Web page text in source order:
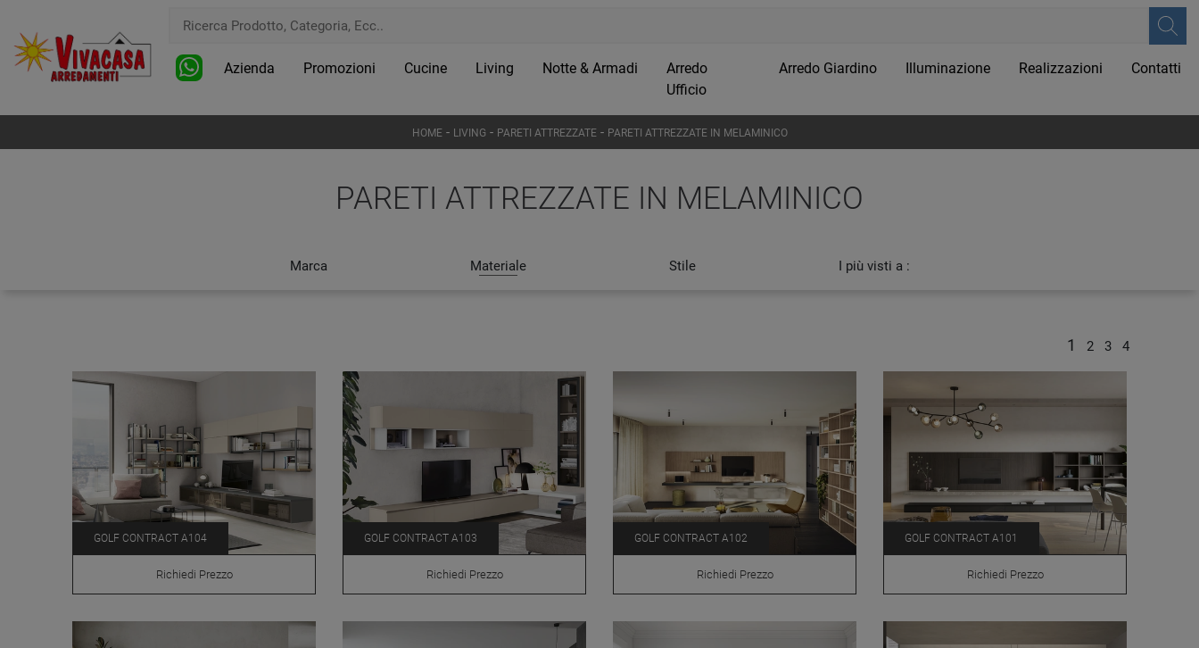
Azienda Promozioni Cucine Living Notte & Armadi
Arredo
Ufficio
Arredo Giardino Illuminazione Realizzazioni Contatti
HOME- LIVING - PARETI ATTREZZATE- PARETI ATTREZZATE IN MELAMINICO
PARETI ATTREZZATE IN MELAMINICO
Marca Materiale Stile I più visti a :
1 2 3 4
GOLF CONTRACT A104
Richiedi Prezzo
GOLF CONTRACT A103
Richiedi Prezzo
GOLF CONTRACT A102
Richiedi Prezzo
GOLF CONTRACT A101
Richiedi Prezzo